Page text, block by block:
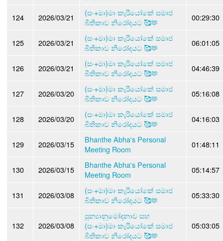
124 2026/03/21
(සං+මා)මා කැරියෝකේ සමාජ
බීතිකාව නිරෝදයට 🥰🫶
00:29:30
125 2026/03/21
(සං+මා)මා කැරියෝකේ සමාජ
බීතිකාව නිරෝදයට 🥰🫶
06:01:05
126 2026/03/21
(සං+මා)මා කැරියෝකේ සමාජ
බීතිකාව නිරෝදයට 🥰🫶
04:46:39
127 2026/03/20
(සං+මා)මා කැරියෝකේ සමාජ
බීතිකාව නිරෝදයට 🥰🫶
05:16:08
128 2026/03/20
(සං+මා)මා කැරියෝකේ සමාජ
බීතිකාව නිරෝදයට 🥰🫶
04:16:03
129 2026/03/15
Bhanthe Abha's Personal
Meeting Room
01:48:11
130 2026/03/15
Bhanthe Abha's Personal
Meeting Room
05:14:57
131 2026/03/08
(සං+මා)මා කැරියෝකේ සමාජ
බීතිකාව නිරෝදයට 🥰🫶
05:33:30
132 2026/03/08
පුන්‍යානුමෝදනාව සහ
(සං+මා)මා කැරියෝකේ සමාජ
බීතිකාව නිරෝදයට 🥰🫶
05:03:05